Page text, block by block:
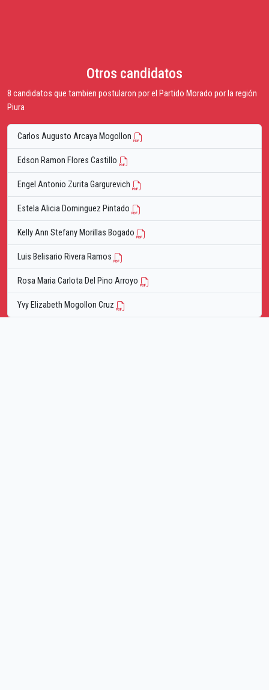
Otros candidatos
8 candidatos que tambien postularon por el Partido Morado por la región
Piura
Carlos Augusto Arcaya Mogollon
Edson Ramon Flores Castillo
Engel Antonio Zurita Gargurevich
Estela Alicia Dominguez Pintado
Kelly Ann Stefany Morillas Bogado
Luis Belisario Rivera Ramos
Rosa Maria Carlota Del Pino Arroyo
Yvy Elizabeth Mogollon Cruz